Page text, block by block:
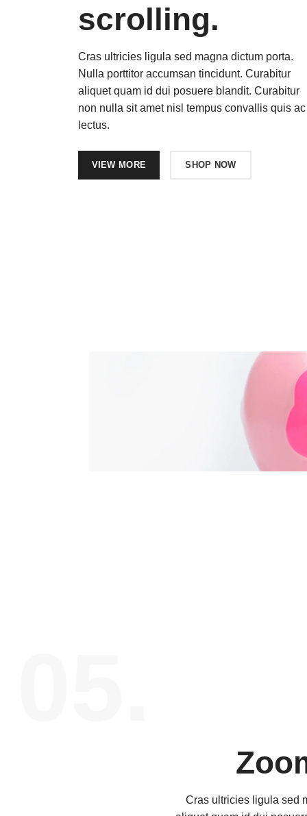
scrolling.
Cras ultricies ligula sed magna dictum porta.
Nulla porttitor accumsan tincidunt. Curabitur
aliquet quam id dui posuere blandit. Curabitur
non nulla sit amet nisl tempus convallis quis ac
lectus.
VIEW MORE SHOP NOW
Cras ultricies ligula sed